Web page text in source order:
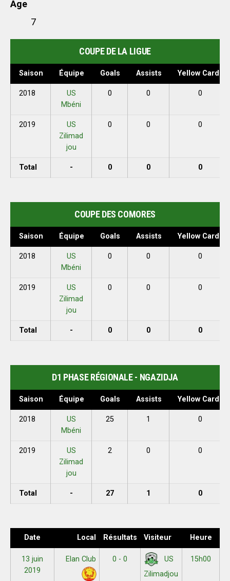
Age
7
COUPE DE LA LIGUE
Saison Équipe Goals Assists Yellow Cards
2018
US
Mbéni
0 0 0
2019
US
Zilimad
jou
0 0 0
Total - 0 0 0
COUPE DES COMORES
Saison Équipe Goals Assists Yellow Cards
2018
US
Mbéni
0 0 0
2019
US
Zilimad
jou
0 0 0
Total - 0 0 0
D1 PHASE RÉGIONALE - NGAZIDJA
Saison Équipe Goals Assists Yellow Cards
2018
US
Mbéni
25 1 0
2019
US
Zilimad
jou
2 0 0
Total - 27 1 0
Date Local Résultats Visiteur Heure
13 juin
2019
Elan Club 0 - 0
US
Zilimadjou
15h00